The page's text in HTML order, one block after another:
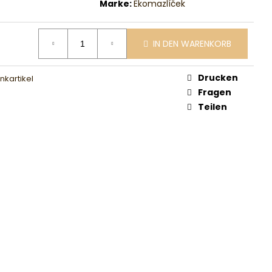
Marke:Ekomazlíček
IN DEN WARENKORB
Drucken
Fragen
Teilen